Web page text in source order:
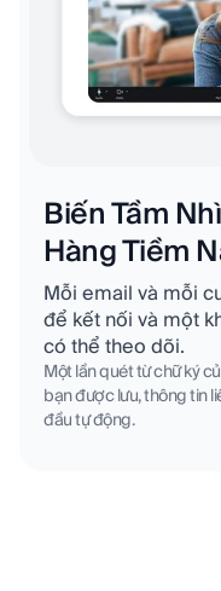
Biến Tầm
Hàng Tiềm
Mỗi email và mỗi
để kết nối và một
có thể theo dõi.
Một lần quét từ chữ ký
bạn được lưu, thông tin
đầu tự động.